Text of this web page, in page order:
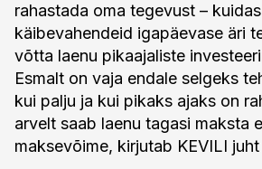
rahastada oma tegevust –
käibevahendeid igapäevase äri
võtta laenu pikaajaliste
Esmalt on vaja endale selgeks
kui palju ja kui pikaks ajaks on
arvelt saab laenu tagasi maksta
maksevõime, kirjutab KEVILI